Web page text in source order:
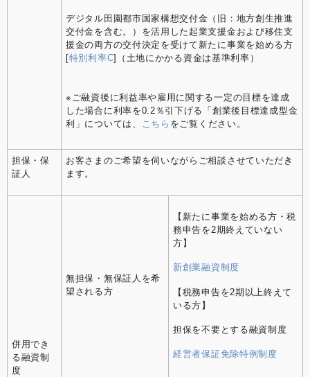
デジタル田園都市国家構想交付金（旧：地方創生推進
交付金を含む。）を活用した起業支援金および移住支
援金の両方の交付決定を受けて新たに事業を始める方
[特別利率C]（土地にかかる資金は基準利率）
※ご融資後に利益率や雇用に関する一定の目標を達成
した場合に利率を0.2％引下げる「創業後目標達成型金
利」については、 こちら をご覧ください。
担保・保
証人
お客さまのご希望を伺いながらご相談させていただき
ます。
併用でき
る融資制
度
無担保・無保証人を希
望される方
【新たに事業を始める方・税
務申告を2期終えていない
方】
新創業融資制度
【税務申告を2期以上終えて
いる方】
担保を不要とする融資制度
経営者保証免除特例制度